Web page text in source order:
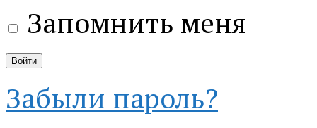
Запомнить меня
Забыли пароль?